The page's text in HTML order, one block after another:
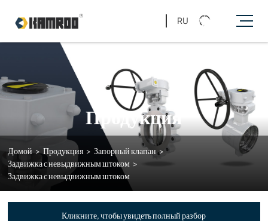
RU
Продукция
Домой > Продукция > Запорный клапан >
Задвижка с невыдвижным штоком >
Задвижка с невыдвижным штоком
Кликните, чтобы увидеть полный разбор